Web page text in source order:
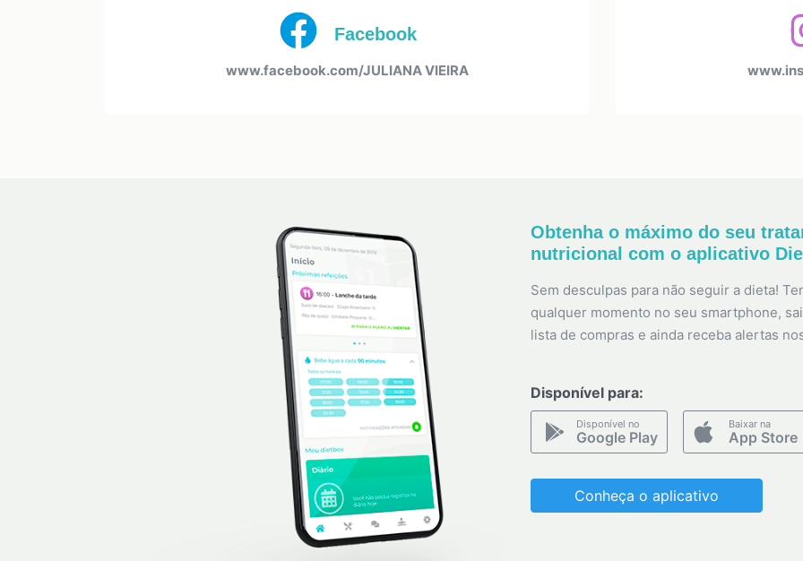
Facebook
www.facebook.com/JULIANA VIEIRA
Obtenha o máximo do seu
nutricional com o aplicativo
Sem desculpas para não seguir a dieta!
qualquer momento no seu smartphone,
lista de compras e ainda receba alertas
Disponível para:
Disponível no
Google Play
Baixar na
App Store
Conheça o aplicativo